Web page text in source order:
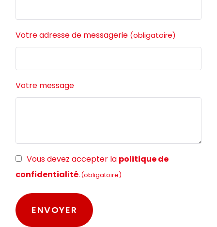
Votre adresse de messagerie (obligatoire)
Votre message
RGPDVous devez accepter la politique de
confidentialité. (obligatoire)